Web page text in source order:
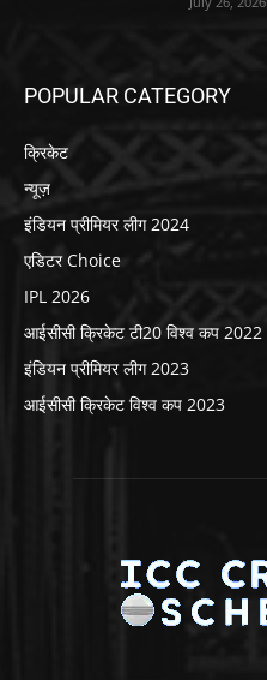
POPULAR CATEGORY
क्रिकेट
न्यूज़
इंडियन प्रीमियर लीग 2024
एडिटर Choice
IPL 2026
आईसीसी क्रिकेट टी20 विश्व कप 2022
इंडियन प्रीमियर लीग 2023
आईसीसी क्रिकेट विश्व कप 2023